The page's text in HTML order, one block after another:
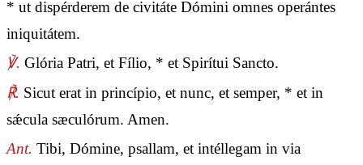
* ut dispérderem de civitáte Dómini omnes operántes
iniquitátem.
℣. Glória Patri, et Fílio, * et Spirítui Sancto.
℟. Sicut erat in princípio, et nunc, et semper, * et in
sǽcula sæculórum. Amen.
Ant. Tibi, Dómine, psallam, et intéllegam in via